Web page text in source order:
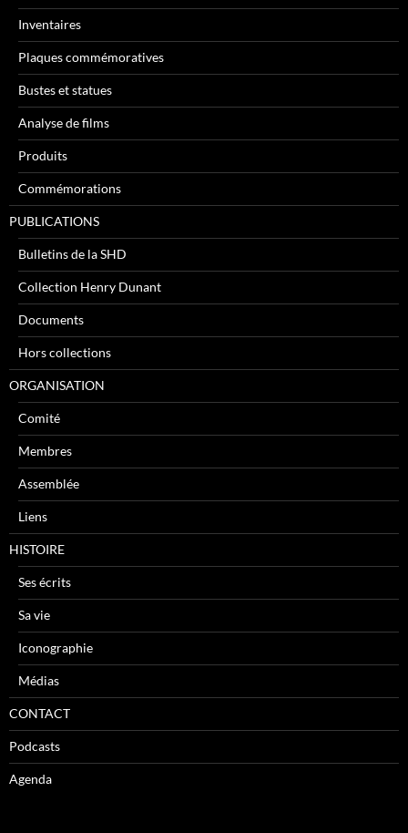
Inventaires
Plaques commémoratives
Bustes et statues
Analyse de films
Produits
Commémorations
PUBLICATIONS
Bulletins de la SHD
Collection Henry Dunant
Documents
Hors collections
ORGANISATION
Comité
Membres
Assemblée
Liens
HISTOIRE
Ses écrits
Sa vie
Iconographie
Médias
CONTACT
Podcasts
Agenda